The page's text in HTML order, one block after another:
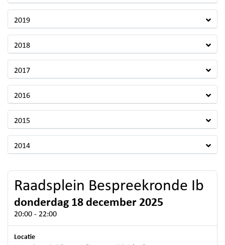
2019
2018
2017
2016
2015
2014
Raadsplein Bespreekronde Ib
donderdag 18 december 2025
20:00 - 22:00
Locatie